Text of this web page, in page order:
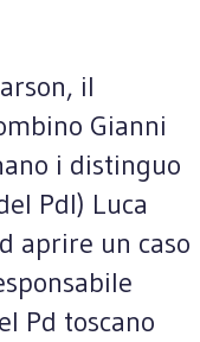
il
Gianni
i distinguo
Pdl) Luca
aprire un caso
Pd toscano